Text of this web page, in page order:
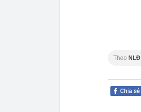
Theo NLĐ
Chia sẻ